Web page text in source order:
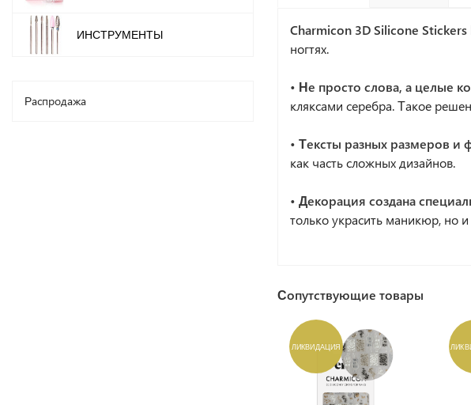
Charmicon 3D Silicone
ногтях.
• Не просто слова, а целые
кляксами серебра. Такое
• Тексты разных размеров и
как часть сложных дизайнов.
• Декорация создана
только украсить маникюр, но
Сопутствующие товары
ЛИКВИДАЦИЯ
ИНСТРУМЕНТЫ
Распродажа